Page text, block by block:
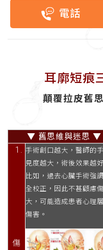
電話
耳廓短痕
顛覆拉皮舊
▼ 舊思維與迷思 ▼
傷
手術創口越大，醫師的
見度越大，術後效果越
比如，過去心臟手術強
全校正，因此不甚顧慮
大，可能造成患者心理
傷害。